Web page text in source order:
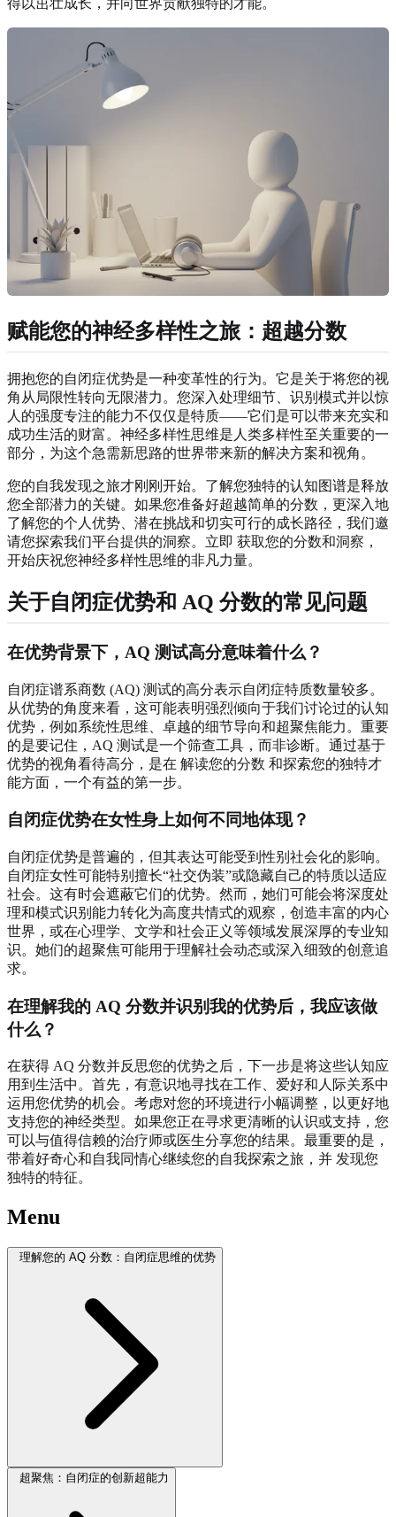
得以茁壮成长，并向世界贡献独特的才能。
赋能您的神经多样性之旅：超越分数
拥抱您的自闭症优势是一种变革性的行为。它是关于将您的视
角从局限性转向无限潜力。您深入处理细节、识别模式并以惊
人的强度专注的能力不仅仅是特质——它们是可以带来充实和
成功生活的财富。神经多样性思维是人类多样性至关重要的一
部分，为这个急需新思路的世界带来新的解决方案和视角。
您的自我发现之旅才刚刚开始。了解您独特的认知图谱是释放
您全部潜力的关键。如果您准备好超越简单的分数，更深入地
了解您的个人优势、潜在挑战和切实可行的成长路径，我们邀
请您探索我们平台提供的洞察。立即 获取您的分数和洞察 ，
开始庆祝您神经多样性思维的非凡力量。
关于自闭症优势和 AQ 分数的常见问题
在优势背景下，AQ 测试高分意味着什么？
自闭症谱系商数 (AQ) 测试的高分表示自闭症特质数量较多。
从优势的角度来看，这可能表明强烈倾向于我们讨论过的认知
优势，例如系统性思维、卓越的细节导向和超聚焦能力。重要
的是要记住，AQ 测试是一个筛查工具，而非诊断。通过基于
优势的视角看待高分，是在 解读您的分数 和探索您的独特才
能方面，一个有益的第一步。
自闭症优势在女性身上如何不同地体现？
自闭症优势是普遍的，但其表达可能受到性别社会化的影响。
自闭症女性可能特别擅长“社交伪装”或隐藏自己的特质以适应
社会。这有时会遮蔽它们的优势。然而，她们可能会将深度处
理和模式识别能力转化为高度共情式的观察，创造丰富的内心
世界，或在心理学、文学和社会正义等领域发展深厚的专业知
识。她们的超聚焦可能用于理解社会动态或深入细致的创意追
求。
在理解我的 AQ 分数并识别我的优势后，我应该做
什么？
在获得 AQ 分数并反思您的优势之后，下一步是将这些认知应
用到生活中。首先，有意识地寻找在工作、爱好和人际关系中
运用您优势的机会。考虑对您的环境进行小幅调整，以更好地
支持您的神经类型。如果您正在寻求更清晰的认识或支持，您
可以与值得信赖的治疗师或医生分享您的结果。最重要的是，
带着好奇心和自我同情心继续您的自我探索之旅，并 发现您
独特的特征。
Menu
理解您的 AQ 分数：自闭症思维的优势
超聚焦：自闭症的创新超能力